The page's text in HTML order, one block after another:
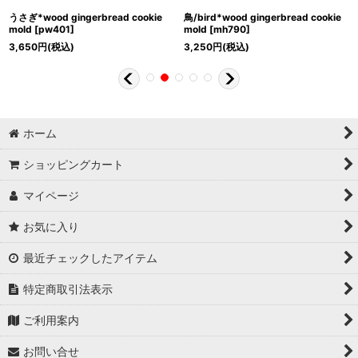
うさぎ*wood gingerbread cookie
mold [pw401]
3,650円(税込)
鳥/bird*wood gingerbread cookie
mold [mh790]
3,250円(税込)
ホーム
ショッピングカート
マイページ
お気に入り
最近チェックしたアイテム
特定商取引法表示
ご利用案内
お問い合せ